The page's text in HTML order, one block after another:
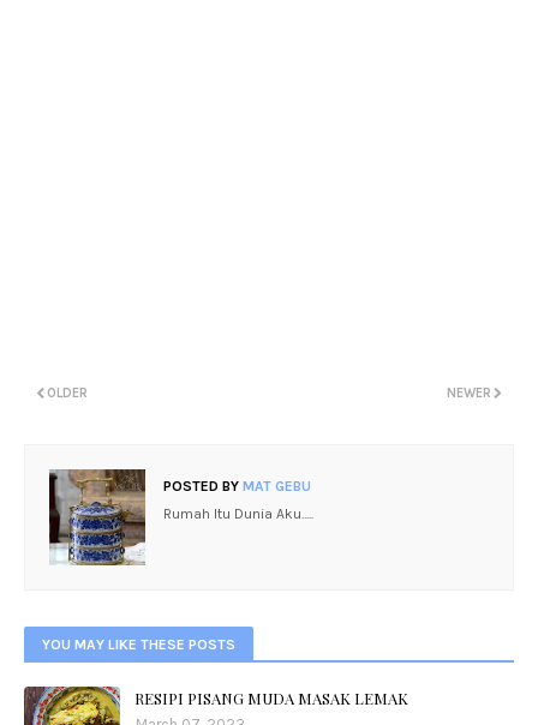
NEWER
OLDER
POSTED BY MAT GEBU
Rumah Itu Dunia Aku.....
YOU MAY LIKE THESE POSTS
RESIPI PISANG MUDA MASAK LEMAK